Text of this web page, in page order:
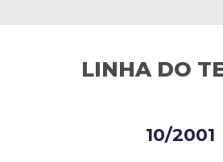
LINHA DO
10/2001